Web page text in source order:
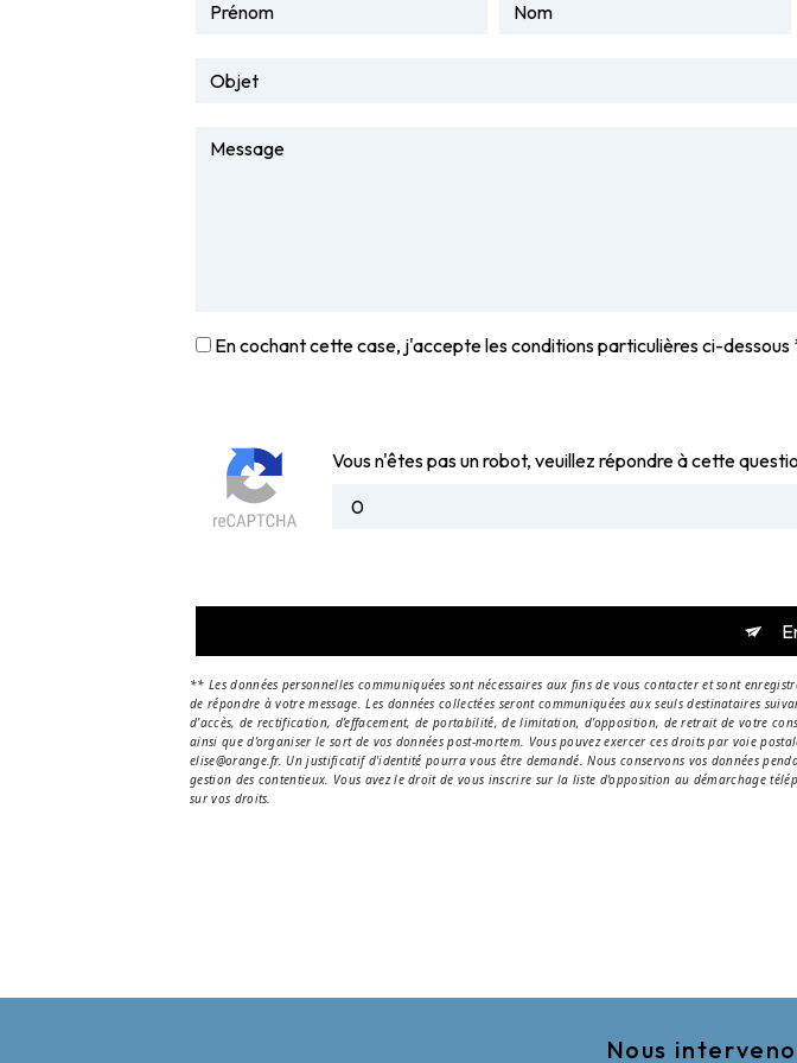
En cochant cette case, j'accepte les conditions particulières ci-
Vous n'êtes pas un robot, veuillez répondre à cette
** Les données personnelles communiquées sont nécessaires aux fins de vous contacter et sont
de répondre à votre message. Les données collectées seront communiquées aux seuls destinataires
d’accès, de rectification, d’effacement, de portabilité, de limitation, d’opposition, de retrait de votre
ainsi que d’organiser le sort de vos données post-mortem. Vous pouvez exercer ces droits par voie
elise@orange.fr. Un justificatif d'identité pourra vous être demandé. Nous conservons vos données
gestion des contentieux. Vous avez le droit de vous inscrire sur la liste d'opposition au démarchage
sur vos droits.
Nous